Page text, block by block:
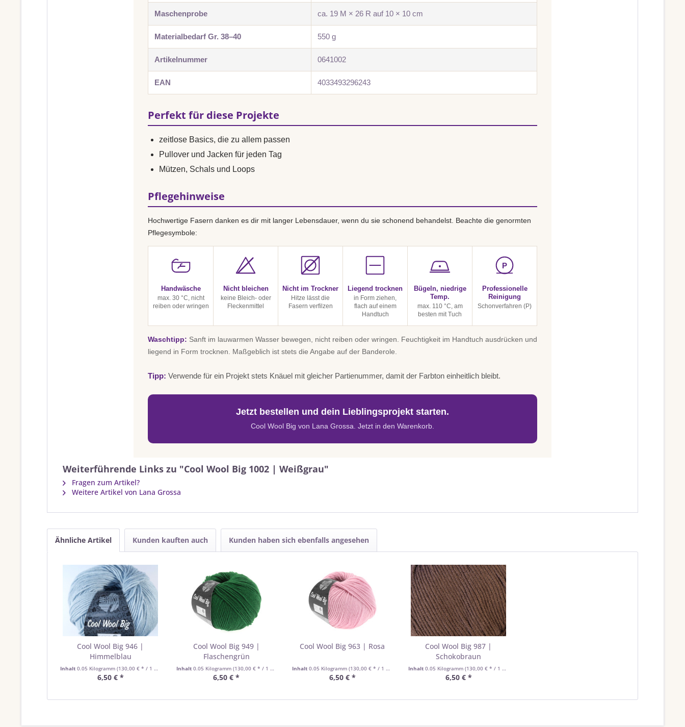
Maschenprobe ca. 19 M × 26 R auf 10 × 10 cm
Materialbedarf Gr. 38–40 550 g
Artikelnummer 0641002
EAN 4033493296243
Perfekt für diese Projekte
zeitlose Basics, die zu allem passen
Pullover und Jacken für jeden Tag
Mützen, Schals und Loops
Pflegehinweise
Hochwertige Fasern danken es dir mit langer Lebensdauer, wenn du sie schonend behandelst. Beachte die genormten
Pflegesymbole:
Handwäsche
max. 30 °C, nicht
reiben oder wringen
Nicht bleichen
keine Bleich- oder
Fleckenmittel
Nicht im Trockner
Hitze lässt die
Fasern verfilzen
Liegend trocknen
in Form ziehen,
flach auf einem
Handtuch
Bügeln, niedrige
Temp.
max. 110 °C, am
besten mit Tuch
P
Professionelle
Reinigung
Schonverfahren (P)
Waschtipp: Sanft im lauwarmen Wasser bewegen, nicht reiben oder wringen. Feuchtigkeit im Handtuch ausdrücken und
liegend in Form trocknen. Maßgeblich ist stets die Angabe auf der Banderole.
Tipp: Verwende für ein Projekt stets Knäuel mit gleicher Partienummer, damit der Farbton einheitlich bleibt.
Jetzt bestellen und dein Lieblingsprojekt starten.
Cool Wool Big von Lana Grossa. Jetzt in den Warenkorb.
Weiterführende Links zu "Cool Wool Big 1002 | Weißgrau"
Fragen zum Artikel?
Weitere Artikel von Lana Grossa
Ähnliche Artikel Kunden kauften auch Kunden haben sich ebenfalls angesehen
Cool Wool Big 946 |
Himmelblau
Inhalt 0.05 Kilogramm (130,00 € * / 1 Kilogramm)
6,50 € *
Cool Wool Big 949 |
Flaschengrün
Inhalt 0.05 Kilogramm (130,00 € * / 1 Kilogramm)
6,50 € *
Cool Wool Big 963 | Rosa
Inhalt0.05 Kilogramm(130,00 € * / 1 Kilogramm)
6,50 € *
Cool Wool Big 987 |
Schokobraun
Inhalt 0.05 Kilogramm (130,00 € * / 1 Kilogramm)
6,50 € *